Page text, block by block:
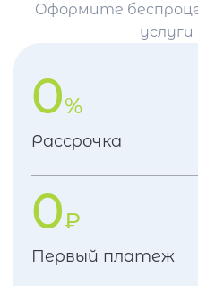
Оформите
услуги
0%
Рассрочка
0₽
Первый платеж